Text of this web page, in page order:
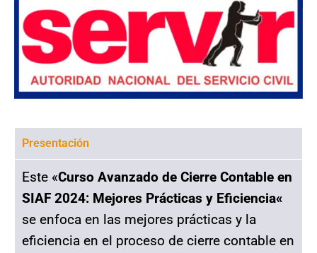
Presentación
Este «Curso Avanzado de Cierre Contable en
SIAF 2024: Mejores Prácticas y Eficiencia«
se enfoca en las mejores prácticas y la
eficiencia en el proceso de cierre contable en